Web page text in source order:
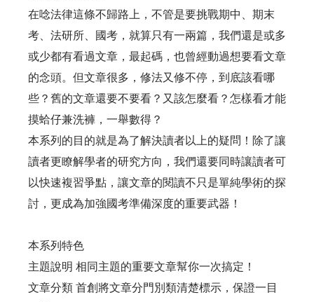
在唸法律這條不歸路上，不管是要挑戰期中、期末
考、法研所、國考，就算只有一兩篇，我們還是或多
或少都有看過文章，最起碼，也曾經動過想要看文章
的念頭。但文章很多，修法又修不停，到底該看哪
些？舊的文章還要不要看？又該怎麼看？怎樣看才能
摸蛤仔兼洗褲，一舉數得？
本系列的目的就是為了解決讀者以上的疑問！除了讓
讀者更瞭解學者的研究方向，我們還要同時讓讀者可
以快速複習爭點，讓文章的閱讀不只是單純學術的探
討，更成為加強國考準備深度的重要武器！
本系列特色
主題說明 相同主題的重要文章幫你一次搞定！
文章分類 首創將文章分門別類清楚標示，保證一目